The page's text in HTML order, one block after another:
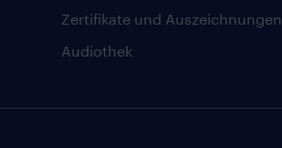
Zertifikate und Auszeichnungen
Audiothek